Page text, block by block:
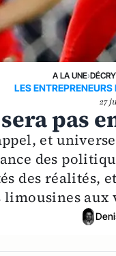
A LA UNE›
LES
27
pas
et
des
des réalités,
aux